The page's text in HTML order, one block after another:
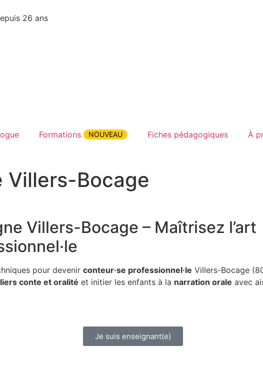
26 ans
Formations NOUVEAU Fiches pédagogiques À
Villers-Bocage
Villers-Bocage – Maîtrisez l’art
pour devenir conteur·se professionnel·le Villers-Bocage
conte et oralité et initier les enfants à la narration orale avec
Je suis enseignant(e)